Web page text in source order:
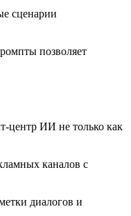
сценарии
позволяет
центр ИИ не только как
каналов с
диалогов и